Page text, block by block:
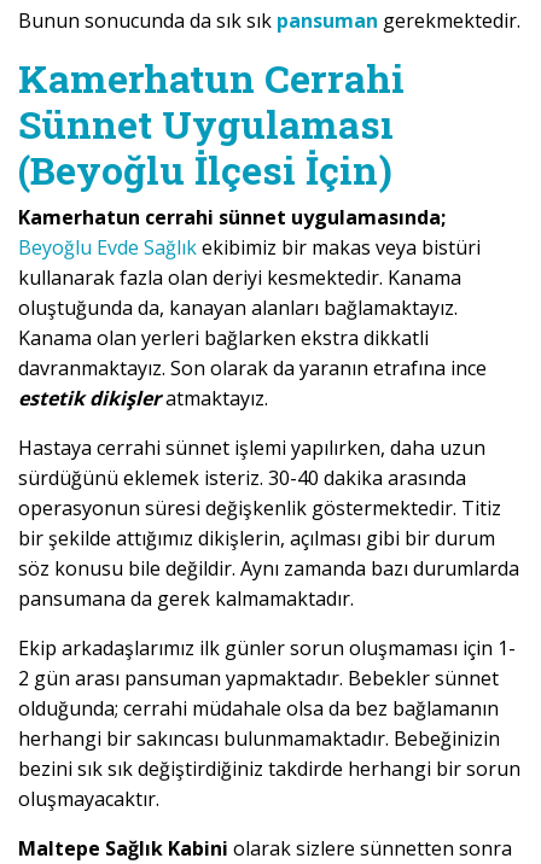
Bunun sonucunda da sık sık pansuman gerekmektedir.
Kamerhatun Cerrahi
Sünnet Uygulaması
(Beyoğlu İlçesi İçin)
Kamerhatun cerrahi sünnet uygulamasında;
Beyoğlu Evde Sağlıkekibimiz bir makas veya bistüri
kullanarak fazla olan deriyi kesmektedir. Kanama
oluştuğunda da, kanayan alanları bağlamaktayız.
Kanama olan yerleri bağlarken ekstra dikkatli
davranmaktayız. Son olarak da yaranın etrafına ince
estetik dikişleratmaktayız.
Hastaya cerrahi sünnet işlemi yapılırken, daha uzun
sürdüğünü eklemek isteriz. 30-40 dakika arasında
operasyonun süresi değişkenlik göstermektedir. Titiz
bir şekilde attığımız dikişlerin, açılması gibi bir durum
söz konusu bile değildir. Aynı zamanda bazı durumlarda
pansumana da gerek kalmamaktadır.
Ekip arkadaşlarımız ilk günler sorun oluşmaması için 1-
2 gün arası pansuman yapmaktadır. Bebekler sünnet
olduğunda; cerrahi müdahale olsa da bez bağlamanın
herhangi bir sakıncası bulunmamaktadır. Bebeğinizin
bezini sık sık değiştirdiğiniz takdirde herhangi bir sorun
oluşmayacaktır.
Maltepe Sağlık Kabini olarak sizlere sünnetten sonra